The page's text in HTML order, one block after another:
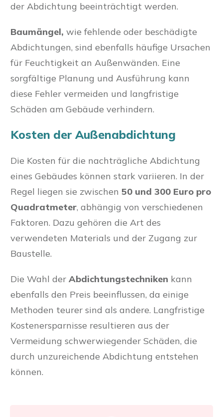
der Abdichtung beeinträchtigt werden.
Baumängel, wie fehlende oder beschädigte
Abdichtungen, sind ebenfalls häufige Ursachen
für Feuchtigkeit an Außenwänden. Eine
sorgfältige Planung und Ausführung kann
diese Fehler vermeiden und langfristige
Schäden am Gebäude verhindern.
Kosten der Außenabdichtung
Die Kosten für die nachträgliche Abdichtung
eines Gebäudes können stark variieren. In der
Regel liegen sie zwischen 50 und 300 Euro pro
Quadratmeter, abhängig von verschiedenen
Faktoren. Dazu gehören die Art des
verwendeten Materials und der Zugang zur
Baustelle.
Die Wahl der Abdichtungstechniken kann
ebenfalls den Preis beeinflussen, da einige
Methoden teurer sind als andere. Langfristige
Kostenersparnisse resultieren aus der
Vermeidung schwerwiegender Schäden, die
durch unzureichende Abdichtung entstehen
können.